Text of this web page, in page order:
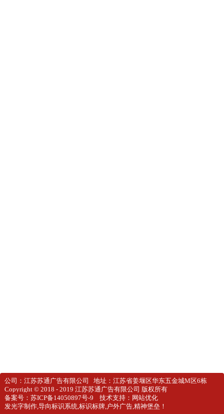
公司：江苏苏通广告有限公司 地址：江苏省姜堰区华东五金城M区6栋
Copyright © 2018 - 2019 江苏苏通广告有限公司 版权所有
备案号：苏ICP备14050897号-9 技术支持： 网站优化
发光字制作,导向标识系统,标识标牌 ,户外广告,精神堡垒 ！